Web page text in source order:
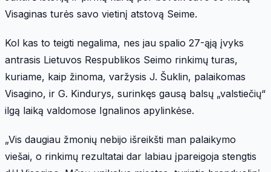
Visaginas turės savo vietinį atstovą Seime.
​Kol kas to teigti negalima, nes jau spalio 27-ąją įvyks
antrasis Lietuvos Respublikos Seimo rinkimų turas,
kuriame, kaip žinoma, varžysis J. Šuklin, palaikomas
Visagino, ir G. Kindurys, surinkęs gausą balsų „valstiečių“
ilgą laiką valdomose Ignalinos apylinkėse.
​„Vis daugiau žmonių nebijo išreikšti man palaikymo
viešai, o rinkimų rezultatai dar labiau įpareigoja stengtis